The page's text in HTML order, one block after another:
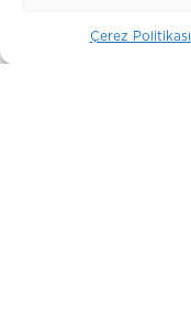
Çerez Politikası